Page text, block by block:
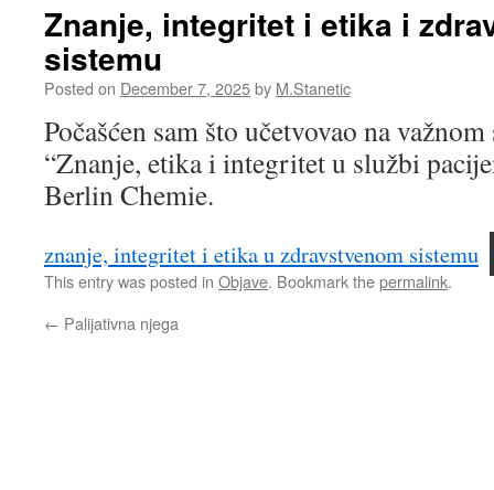
Znanje, integritet i etika i
sistemu
Posted on December 7, 2025by M.Stanetic
Počašćen sam što učetvovao na
“Znanje, etika i integritet u službi
Berlin Chemie.
znanje, integritet i etika u zdravstvenom sistemu
This entry was posted in Objave. Bookmark thepermalink.
← Palijativna njega